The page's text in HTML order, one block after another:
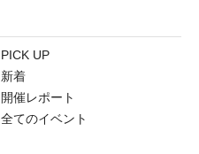
PICK UP
新着
開催レポート
全てのイベント